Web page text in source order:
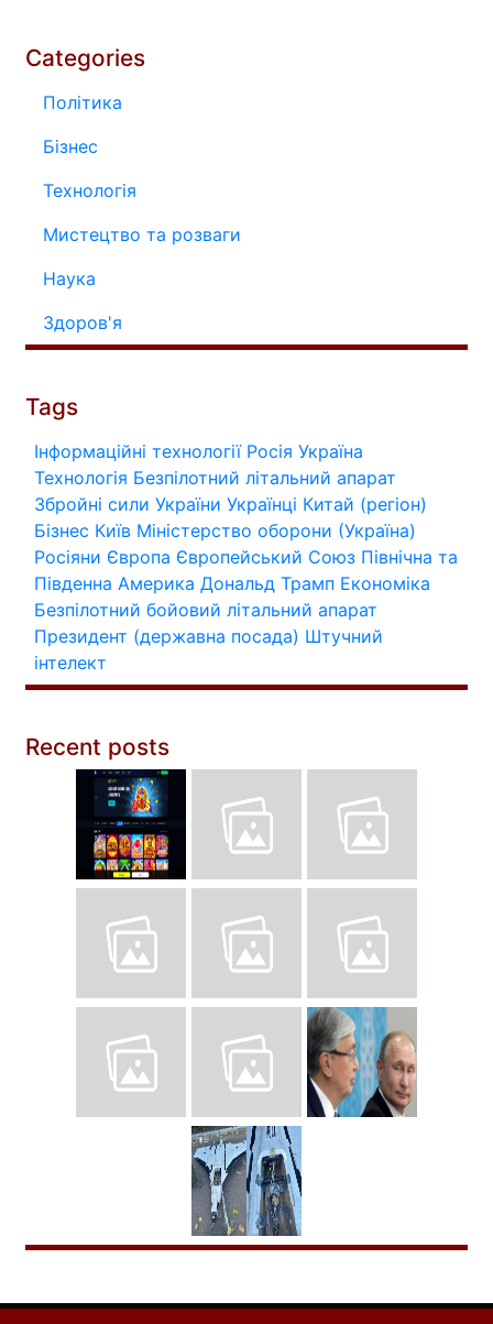
Categories
Політика
Бізнес
Технологія
Мистецтво та розваги
Наука
Здоров'я
Tags
Інформаційні технології Росія Україна
Технологія Безпілотний літальний апарат
Збройні сили України Українці Китай (регіон)
Бізнес Київ Міністерство оборони (Україна)
Росіяни Європа Європейський Союз Північна та
Південна Америка Дональд Трамп Економіка
Безпілотний бойовий літальний апарат
Президент (державна посада) Штучний
інтелект
Recent posts